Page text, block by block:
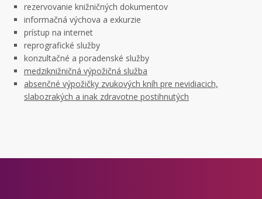
rezervovanie knižničných dokumentov
informačná výchova a exkurzie
prístup na internet
reprografické služby
konzultačné a poradenské služby
medziknižničná výpožičná služba
absenčné výpožičky zvukových kníh pre nevidiacich,
slabozrakých a inak zdravotne postihnutých